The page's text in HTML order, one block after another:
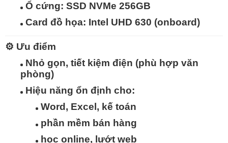
Ổ cứng: SSD NVMe 256GB
Card đồ họa: Intel UHD 630 (onboard)
⚙️ Ưu điểm
Nhỏ gọn, tiết kiệm điện (phù hợp văn
phòng)
Hiệu năng ổn định cho:
Word, Excel, kế toán
phần mềm bán hàng
học online, lướt web